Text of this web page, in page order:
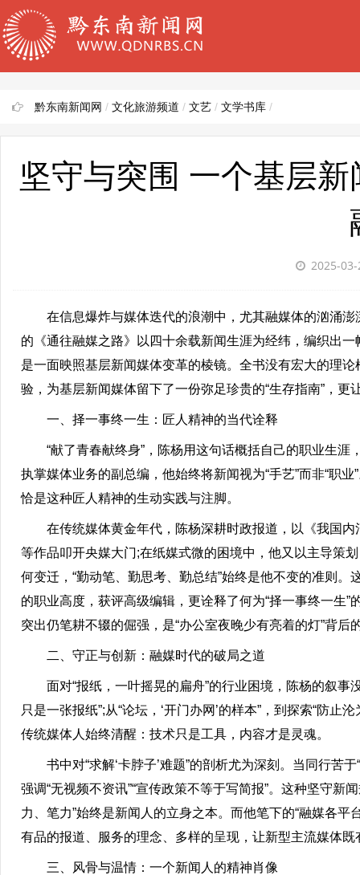
黔东南新闻网 / 文化旅游频道 / 文艺 / 文学书库 /
坚守与突围 一个基层
2025-
在信息爆炸与媒体迭代的浪潮中，尤其融媒体的汹涌澎
的《通往融媒之路》以四十余载新闻生涯为经纬，编织出
是一面映照基层新闻媒体变革的棱镜。全书没有宏大的理
验，为基层新闻媒体留下了一份弥足珍贵的“生存指南”，
一、择一事终一生：匠人精神的当代诠释
“献了青春献终身”，陈杨用这句话概括自己的职业生涯
执掌媒体业务的副总编，他始终将新闻视为“手艺”而非“职业
恰是这种匠人精神的生动实践与注脚。
在传统媒体黄金年代，陈杨深耕时政报道，以《我国内
等作品叩开央媒大门;在纸媒式微的困境中，他又以主导策
何变迁，“勤动笔、勤思考、勤总结”始终是他不变的准则
的职业高度，获评高级编辑，更诠释了何为“择一事终一
突出仍笔耕不辍的倔强，是“办公室夜晚少有亮着的灯”背后
二、守正与创新：融媒时代的破局之道
面对“报纸，一叶摇晃的扁舟”的行业困境，陈杨的叙事
只是一张报纸”;从“论坛，‘开门办网’的样本”，到探索“防
传统媒体人始终清醒：技术只是工具，内容才是灵魂。
书中对“求解‘卡脖子’难题”的剖析尤为深刻。当同行苦于
强调“无视频不资讯”“宣传政策不等于写简报”。这种坚守
力、笔力”始终是新闻人的立身之本。而他笔下的“融媒各平
有品的报道、服务的理念、多样的呈现，让新型主流媒体既
三、风骨与温情：一个新闻人的精神肖像